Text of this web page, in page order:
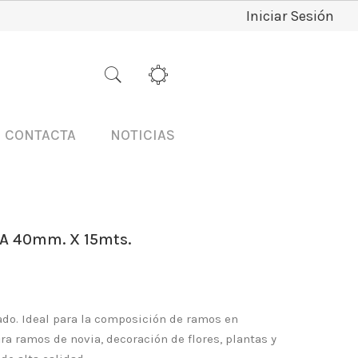
Iniciar Sesión
CONTACTA NOTICIAS
40mm. X 15mts.
Ideal para la composición de ramos en
ramos de novia, decoración de flores, plantas y